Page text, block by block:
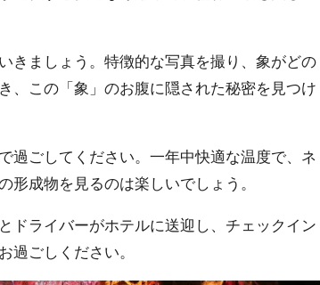
きましょう。特徴的な写真を撮り、象がどの
、この「象」のお腹に隠された秘密を見つけ
で過ごしてください。一年中快適な温度で、ネ
形成物を見るのは楽しいでしょう。
ライバーがホテルに送迎し、チェックイン
過ごしください。